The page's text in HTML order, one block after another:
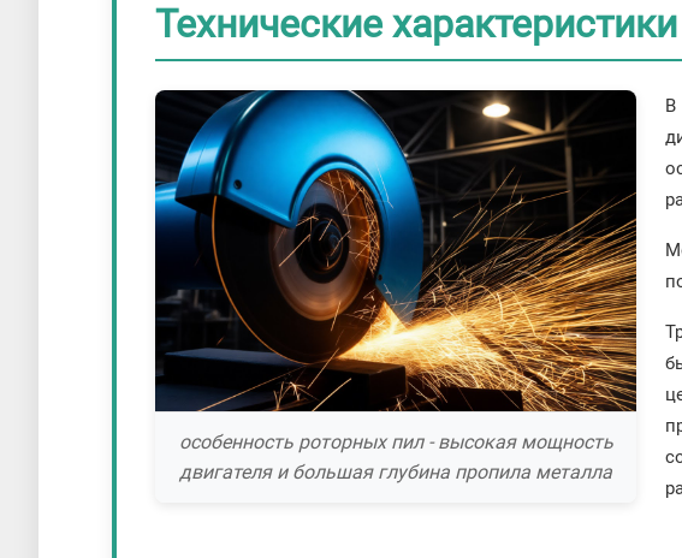
Технические
особенность роторных пил - высокая мощность
двигателя и большая глубина пропила металла
В